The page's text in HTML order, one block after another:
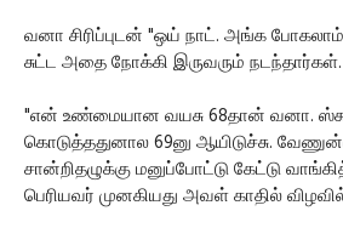
வனா சிரிப்புடன் "ஒய் நாட். அங்க
சுட்ட அதை நோக்கி இருவரும் நடந்தார்கள்.
"என் உண்மையான வயசு 68தான் வனா.
கொடுத்ததுனால 69னு ஆயிடுச்சு.
சான்றிதழுக்கு மனுப்போட்டு கேட்டு
பெரியவர் முனகியது அவள் காதில்